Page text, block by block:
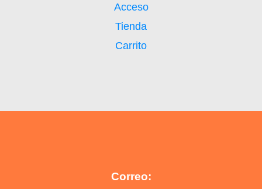
Acceso
Tienda
Carrito
Correo: